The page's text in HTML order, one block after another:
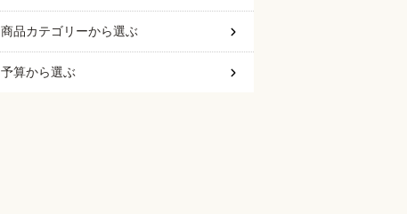
商品カテゴリーから選ぶ
予算から選ぶ